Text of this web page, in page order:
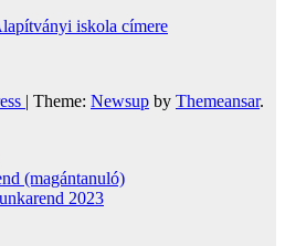
| Theme: Newsup by Themeansar.
(magántanuló)
2023